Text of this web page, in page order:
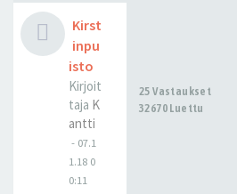
Kirst
inpu
isto
Kirjoit
taja K
antti
- 07.1
1.18 0
0:11
25 Vastaukset
32670 Luettu